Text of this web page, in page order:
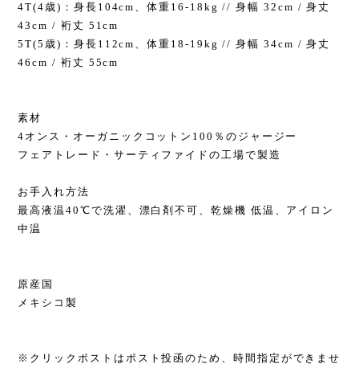
4T(4歳)：身長104cm、体重16-18kg // 身幅 32cm / 身丈
43cm / 裄丈 51cm
5T(5歳)：身長112cm、体重18-19kg // 身幅 34cm / 身丈
46cm / 裄丈 55cm
素材
4オンス・オーガニックコットン100％のジャージー
フェアトレード・サーティファイドの工場で製造
お手入れ方法
最高液温40℃で洗濯、漂白剤不可、乾燥機 低温、アイロン
中温
原産国
メキシコ製
※クリックポストはポスト投函のため、時間指定ができませ